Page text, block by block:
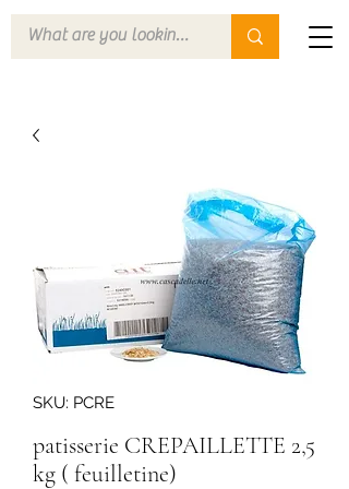
SKU: PCRE
patisserie CREPAILLETTE 2,5
kg ( feuilletine)